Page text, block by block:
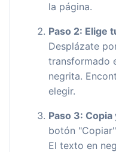
la página.
Paso 2: Elige
Desplázate
transformado
negrita.
elegir.
Paso 3: Copia
botón
El texto en